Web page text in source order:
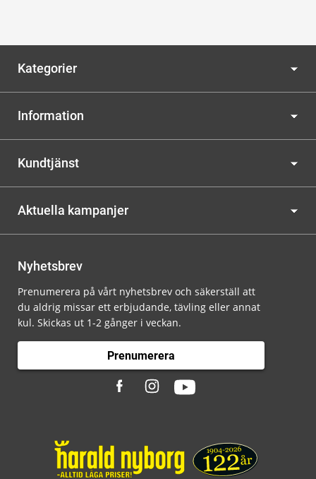
Kategorier
Information
Kundtjänst
Aktuella kampanjer
Nyhetsbrev
Prenumerera på vårt nyhetsbrev och säkerställ att
du aldrig missar ett erbjudande, tävling eller annat
kul. Skickas ut 1-2 gånger i veckan.
Prenumerera